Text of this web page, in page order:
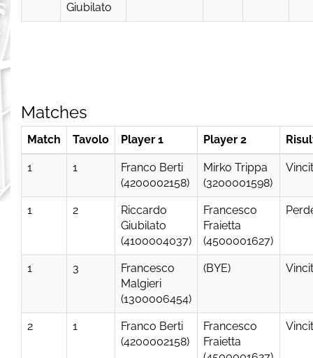
Giubilato
Matches
Match Tavolo Player 1 Player 2
1 1
Franco Berti
(4200002158)
Mirko Trippa
(3200001598)
1 2
Riccardo
Giubilato
(4100004037)
Francesco
Fraietta
(4500001627)
1 3
Francesco
Malgieri
(1300006454)
(BYE)
2 1
Franco Berti
(4200002158)
Francesco
Fraietta